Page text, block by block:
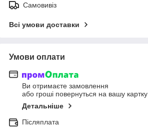
Самовивіз
Всі умови доставки
Умови оплати
Ви отримаєте замовлення
або гроші повернуться на вашу картку
Детальніше
Післяплата